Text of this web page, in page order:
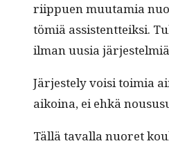
riip­puen muu­tamia
tömiä assis­tent­teik­si.
ilman uusia
Jär­jeste­ly voisi toimia
aikoina, ei ehkä
Täl­lä taval­la nuoret